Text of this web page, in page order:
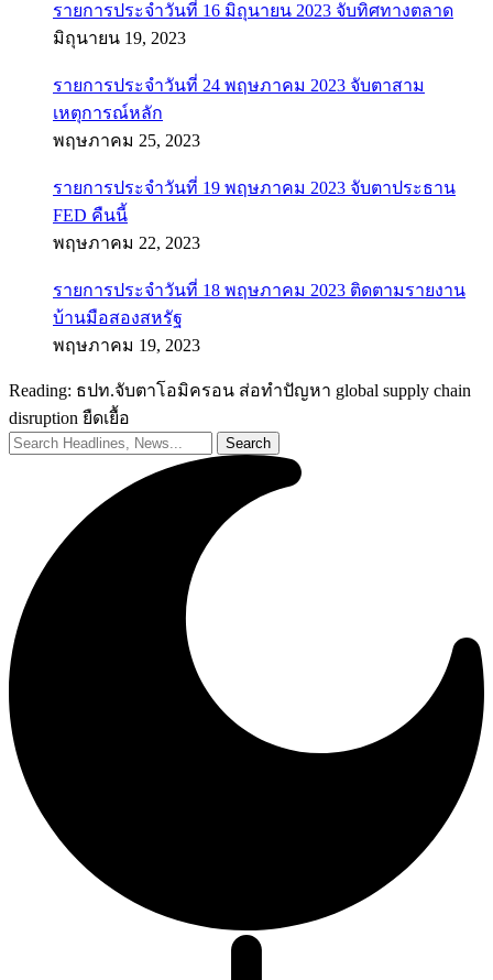
รายการประจำวันที่ 16 มิถุนายน 2023 จับทิศทางตลาด
มิถุนายน 19, 2023
รายการประจำวันที่ 24 พฤษภาคม 2023 จับตาสาม
เหตุการณ์หลัก
พฤษภาคม 25, 2023
รายการประจำวันที่ 19 พฤษภาคม 2023 จับตาประธาน
FED คืนนี้
พฤษภาคม 22, 2023
รายการประจำวันที่ 18 พฤษภาคม 2023 ติดตามรายงาน
บ้านมือสองสหรัฐ
พฤษภาคม 19, 2023
Reading: ธปท.จับตาโอมิครอน ส่อทำปัญหา global supply chain
disruption ยืดเยื้อ